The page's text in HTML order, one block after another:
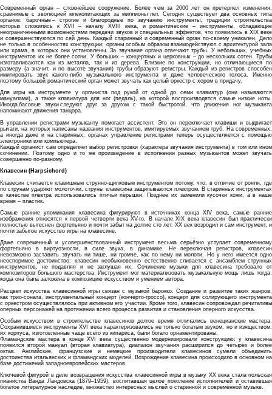
Современный орган – сложнейшее сооружение. Более чем за 2000 лет он претерпел изменения,
сравнимые с эволюцией млекопитающих за миллионы лет. Сегодня существует два основных типа
органов: барочные – строгие и благородные по звучанию инструменты, традиции строительства
которых сложились к XVII – началу XVIII века, и романтические – инструменты, обладающие
неограниченными возможностями передачи звуков и специальных эффектов, что появились в XIX веке
и совершенствуются по сей день. Каждый старинный и современный орган по-своему уникален. Дело
не только в особенностях конструкции; органы особым образом взаимодействуют с архитектурой зала
или храма, в которых они установлены. За звучание органа отвечают трубы. У небольших, учебных
инструментов их не более сотни. У больших – концертных и церковных – до нескольких сотен. Трубы
изготавливаются как из металла, так и из дерева. Близкие по конструкции, но отличающиеся по
размеру (а значит, и по высоте звучания) трубы образуют регистры. Каждый из регистров способен
имитировать звук какого-либо музыкального инструмента и даже человеческого голоса. Именно
поэтому большой романтический орган может звучать как целый оркестр с хором в придачу.
Для игры на инструменте у органиста под рукой от одной до семи клавиатур (они называются
мануалами), а также клавиатура для ног (педаль), на которой воспроизводятся самые низкие ноты.
Иногда басовые звуки следуют друг за другом с такой быстротой, что движения ног музыканта
напоминают движения танцора.
В управлении регистрами музыканту помогает ассистент. Это он переключает клавиши и выдвигает
рычаги, на которых написаны названия инструментов, имитируемых звучанием труб. На современных,
а иногда даже и на старинных, органах управление регистрами теперь осуществляется с помощью
электроники или компьютера.
Каждый органист сам определяет выбор регистровки (характера звучания инструмента) в том или ином
сочинении. Поэтому одно и то же произведение в исполнении разных музыкантов может звучать
совершенно по-разному.
Клавесин (Harpsichord)
Клавесин считается клавишным струнно-щипковым инструментом потому, что, в отличие от рояля, где
по струнам ударяют молоточки, струны клавесина защипываются плектром. В старинных инструментах
в качестве плектра использовались птичьи пёрышки. Позднее их заменили кусочки кожи, а в наше
время – пластик.
Самые ранние упоминания клавесина фигурируют в источниках конца XIV века, самые ранние
изображения относятся к первой четверти века XV-го. В начале XIX века клавесин был практически
полностью вытеснен фортепьяно и почти забыт на долгие сто лет. XX век возродил и сам инструмент, и
почти забытое искусство игры на клавесине.
Даже современный и усовершенствованный инструмент весьма серьёзно уступает современному
фортепьяно в виртуозности, в силе звука, в динамике. Не переключая регистров, клавесин
невозможно заставить звучать ни тише, ни громче, как по нему ни молоти. Но у него имеется одно
неоспоримое достоинство: клавесин необыкновенно естественно сливается с ансамблем струнных
инструментов, не подавляя и не заглушая их. Сочинение музыки для клавесина требовало от
композиторов большого мастерства. Инструмент мог материализовать музыкальную мощь лишь тогда,
когда она была заложена в композицию искусством и умением автора.
Расцвет искусства клавесинной игры связан с музыкой барокко. Создание и развитие таких жанров,
как трио-соната, инструментальный концерт (кончерто-гроссо), концерт для солирующего инструмента
с оркестром осуществлялось при активном его участии. Кроме того, клавесин сопровождал речитативы
оперных персонажей на протяжении всего процесса развития и становления оперного искусства.
Особым искусством в строительстве клавесинов долгое время отличались венецианские мастера.
Сохранившиеся инструменты XVI века характеризовались не только богатым звуком, но и изяществом:
их корпуса, изготовленные чаще всего из кипариса, были богато орнаментированы.
Фламандские мастера в конце XVI века существенно модернизировали конструкцию: у клавесина
появился второй мануал (вторая клавиатура), диапазон звучания расширился до четырёх и более
октав. Английские, французские и немецкие производители клавесинов сумели объединить
достоинства итальянских и фламандских моделей. Возрождение клавесина происходило в основном на
базе достижений западноевропейских мастеров.
Ключевой фигурой в деле возвращения искусства клавесинной игры в музыку XX века стала польская
пианистка Ванда Ландовска (1879–1959), воспитавшая целое поколение исполнителей и оставившая
богатое литературное наследие, множество интересных мыслей о старинной и современной музыке.